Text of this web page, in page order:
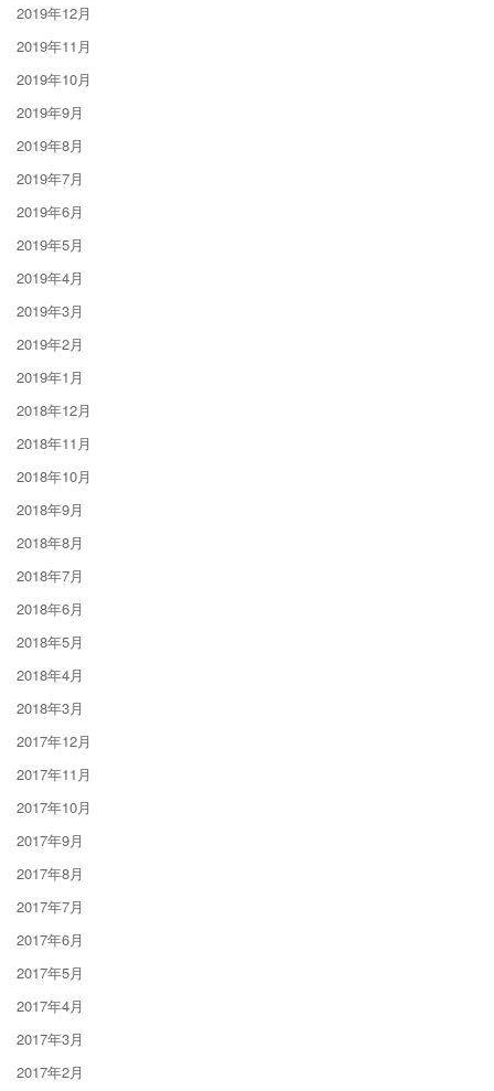
2019年12月
2019年11月
2019年10月
2019年9月
2019年8月
2019年7月
2019年6月
2019年5月
2019年4月
2019年3月
2019年2月
2019年1月
2018年12月
2018年11月
2018年10月
2018年9月
2018年8月
2018年7月
2018年6月
2018年5月
2018年4月
2018年3月
2017年12月
2017年11月
2017年10月
2017年9月
2017年8月
2017年7月
2017年6月
2017年5月
2017年4月
2017年3月
2017年2月